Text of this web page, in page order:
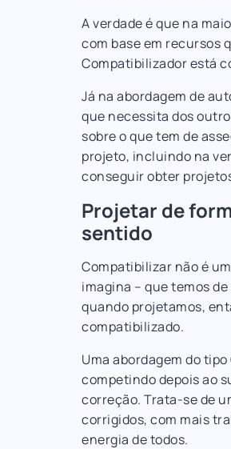
A verdade é que na
com base em recursos
Compatibilizador está
Já na abordagem de
que necessita dos
sobre o que tem de
projeto, incluindo na
conseguir obter
Projetar de
sentido
Compatibilizar não é
imagina – que temos
quando projetamos,
compatibilizado.
Uma abordagem do
competindo depois ao
correção. Trata-se de
corrigidos, com mais
energia de todos.